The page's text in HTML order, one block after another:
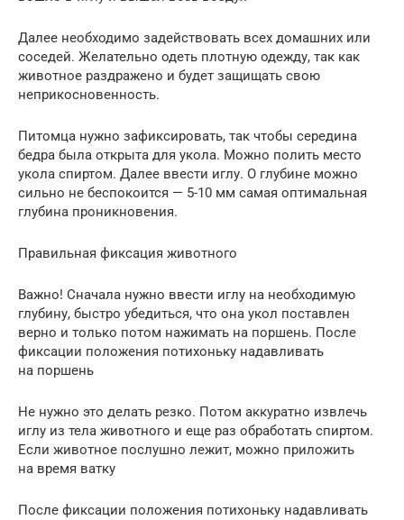
Далее необходимо задействовать всех домашних или
соседей. Желательно одеть плотную одежду, так как
животное раздражено и будет защищать свою
неприкосновенность.
Питомца нужно зафиксировать, так чтобы середина
бедра была открыта для укола. Можно полить место
укола спиртом. Далее ввести иглу. О глубине можно
сильно не беспокоится — 5-10 мм самая оптимальная
глубина проникновения.
Правильная фиксация животного
Важно! Сначала нужно ввести иглу на необходимую
глубину, быстро убедиться, что она укол поставлен
верно и только потом нажимать на поршень. После
фиксации положения потихоньку надавливать
на поршень
Не нужно это делать резко. Потом аккуратно извлечь
иглу из тела животного и еще раз обработать спиртом.
Если животное послушно лежит, можно приложить
на время ватку
После фиксации положения потихоньку надавливать